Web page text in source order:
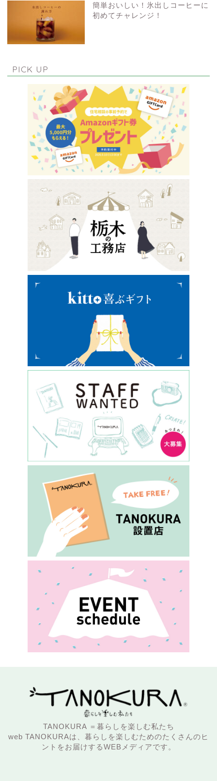
簡単おいしい！氷出しコーヒーに
初めてチャレンジ！
PICK UP
TANOKURA ＝暮らしを楽しむ私たち
web TANOKURAは、暮らしを楽しむためのたくさんのヒ
ントをお届けするWEBメディアです。